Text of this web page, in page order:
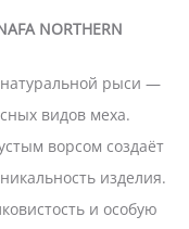
NORTHERN
рыси —
видов меха.
ворсом создаёт
изделия.
и особую